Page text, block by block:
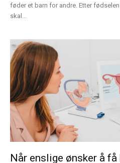
føder et barn for andre. Etter
skal...
Når enslige ønsker å få